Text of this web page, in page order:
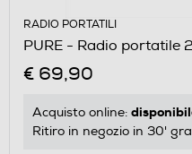
RADIO PORTATILI
PURE - Radio
€ 69,90
Acquisto online:
Ritiro in negozio in 30'